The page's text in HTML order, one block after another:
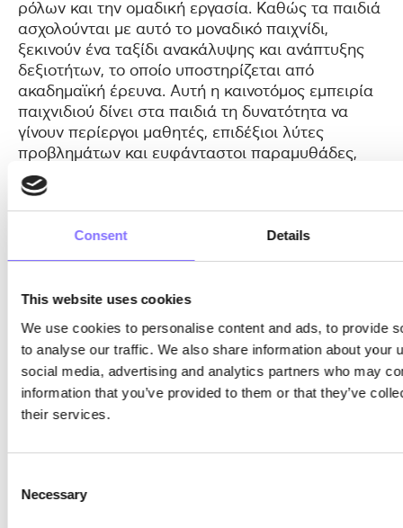
Consent Details
This website uses cookies
We use cookies to personalise content and ads, to provide
to analyse our traffic. We also share information about your
social media, advertising and analytics partners who may
information that you’ve provided to them or that they’ve
their services.
Selection
Necessary
ρόλων και την ομαδική εργασία. Καθώς τα παιδιά
ασχολούνται με αυτό το μοναδικό παιχνίδι,
ξεκινούν ένα ταξίδι ανακάλυψης και ανάπτυξης
δεξιοτήτων, το οποίο υποστηρίζεται από
ακαδημαϊκή έρευνα. Αυτή η καινοτόμος εμπειρία
παιχνιδιού δίνει στα παιδιά τη δυνατότητα να
γίνουν περίεργοι μαθητές, επιδέξιοι λύτες
προβλημάτων και ευφάνταστοι παραμυθάδες,
γεφυρώνοντας το χάσμα μεταξύ διασκέδασης και
μάθησης και προσφέροντας μια δυναμική
πλατφόρμα για την ανάπτυξη βασικών
κοινωνικών δεξιοτήτων.
Morphoses, την κορυφαια edtech πλατφόρμα
που επικεντρώνεται στην ανάπτυξη των soft
skills. Μην περιμένετε άλλο - εξασφαλίστε μια
θέση για τον μαθητή σας & εγγραφείτε σε ένα
από τα Προγράμματα Σπουδών μας σήμερα!
Εξερευνήστε τα Προγράμματα Σπουδών μας εδώ.